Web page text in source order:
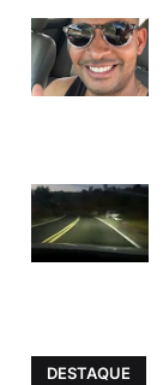
DESTAQUE